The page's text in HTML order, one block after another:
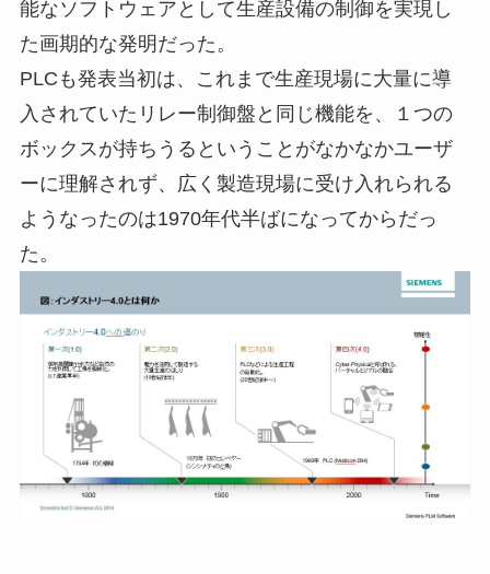
能なソフトウェアとして生産設備の制御を実現し
た画期的な発明だった。
PLCも発表当初は、これまで生産現場に大量に導
入されていたリレー制御盤と同じ機能を、１つの
ボックスが持ちうるということがなかなかユーザ
ーに理解されず、広く製造現場に受け入れられる
ようなったのは1970年代半ばになってからだっ
た。